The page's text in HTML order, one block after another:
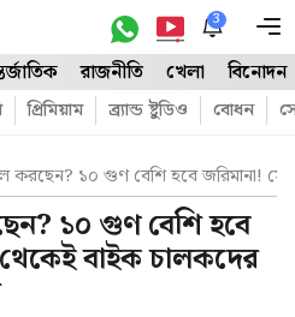
3
রাজনীতি খেলা বিনোদন
প্রিমিয়াম ব্র্যান্ড ষ্টুডিও বোধন
করছেন? ১০ গুণ বেশি হবে জরিমানা!
১০ গুণ বেশি হবে
বাইক চালকদের